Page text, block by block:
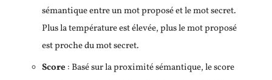
sémantique entre un mot proposé et le mot secret.
Plus la température est élevée, plus le mot proposé
est proche du mot secret.
Score : Basé sur la proximité sémantique, le score